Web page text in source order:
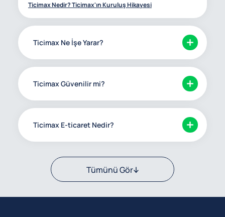
Ticimax Nedir? Ticimax'ın Kuruluş Hikayesi
Ticimax Ne İşe Yarar?
Ticimax Güvenilir mi?
Ticimax E-ticaret Nedir?
Tümünü Gör